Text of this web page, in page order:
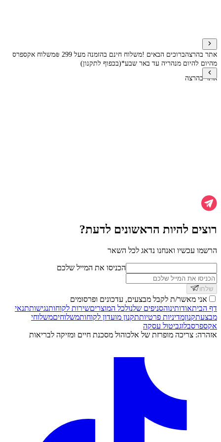
אתר בהרצהברוכים הבאים !משלוח חינם בהזמנה מעל 299 ₪
משלוח אקספרס
מהיום להיום מנהריה עד באר שבע*(בכפוף לתקנון)
אתר בהרצה
רוצים להיות הראשונים לדעת?
הרשמו עכשיו ואנחנו נדאג לכל השאר
הכניסו את המייל שלכם
שלחו
אני מאשר/ת לקבל מבצעים, עדכונים ופרסומים
דף הביתאודותינוהסניפים שלנולכל המוצריםשירות לקוחותנגישותתנאי
מבצעתקנוןמדיניות פרטיותתקנון מועדון לקוחותמשלוחיםמשלוחי
אקספרסבלוגביטול עסקה
אזהרה: צריכה מופרזת של אלכוהול מסכנת חיים ומזיקה לבריאות